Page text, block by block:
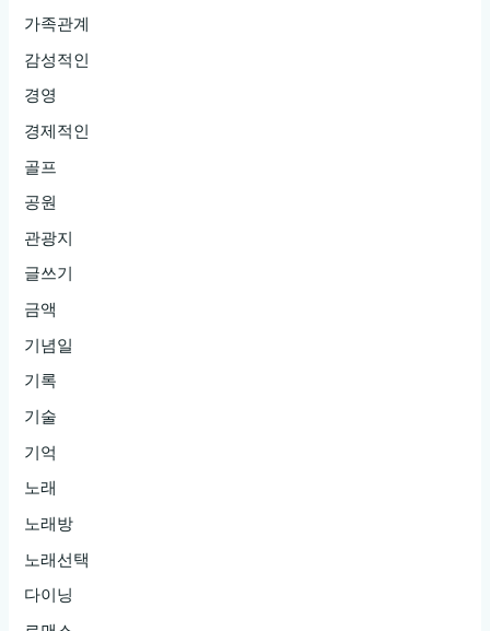
가족관계
감성적인
경영
경제적인
골프
공원
관광지
글쓰기
금액
기념일
기록
기술
기억
노래
노래방
노래선택
다이닝